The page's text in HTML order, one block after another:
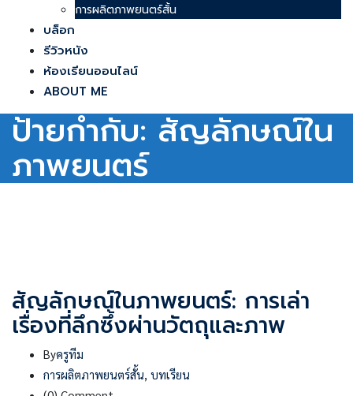
การผลิตภาพยนตร์สั้น
บล็อก
รีวิวหนัง
ห้องเรียนออนไลน์
ABOUT ME
ป้ายกำกับ:สัญลักษณ์ใน
ภาพยนตร์
สัญลักษณ์ในภาพยนตร์: การเล่า
เรื่องที่ลึกซึ้งผ่านวัตถุและภาพ
Byครูทีม
การผลิตภาพยนตร์สั้น บทเรียน